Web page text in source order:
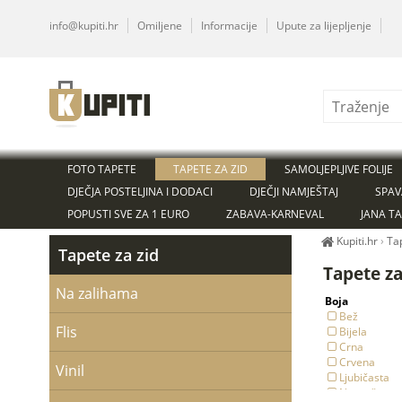
Tapete
Boja
Bež
Bijela
Crna
Crvena
Ljubičasta
Narančasta
Tapete za zid
Na zalihama
Flis
Vinil
FOTO TAPETE TAPETE ZA ZID
SAMOLJEPLJIVE FOLIJE
DJEČJA POSTELJINA I DODACI
DJEČJI NAMJEŠTAJ
POPUSTI SVE ZA 1 EURO
ZABAVA-KARNEVAL JANA
Kupiti.hr›
info@kupiti.hr Omiljene Informacije Upute za lijepljenje